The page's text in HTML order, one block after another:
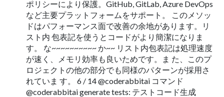
ポリシーにより保護。GitHub, GitLab, Azure DevOps
など主要プラットフォームをサポート。 このメソッ
ドはパフォーマンス面で改善の余地があります。リ
スト内 包表記を使うとコードがより簡潔になりま
す。 な~~~~~~~~~~ か~~ リスト内包表記は処理速度
が速く、メモリ効率も良いためです。ま た、このプ
ロジェクトの他の部分でも同様のパターンが採用さ
れていま す。 6 / 14 @coderabbitai コマンド
@coderabbitai generate tests: テストコード生成